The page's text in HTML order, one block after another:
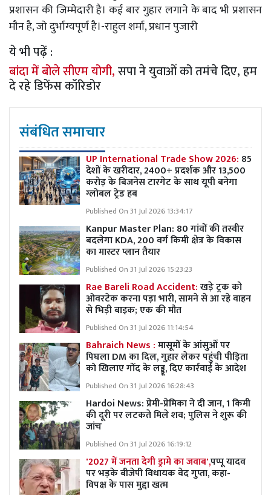
प्रशासन की जिम्मेदारी है। कई बार गुहार लगाने के बाद भी प्रशासन
मौन है, जो दुर्भाग्यपूर्ण है।-राहुल शर्मा, प्रधान पुजारी
ये भी पढ़ें :
बांदा में बोले सीएम योगी,सपा ने युवाओं को तमंचे दिए, हम
दे रहे डिफेंस कॉरिडोर
संबंधित समाचार
UP International Trade Show 2026: 85
देशों के खरीदार, 2400+ प्रदर्शक और 13,500
करोड़ के बिजनेस टारगेट के साथ यूपी बनेगा
ग्लोबल ट्रेड हब
Published On 31 Jul 2026 13:34:17
Kanpur Master Plan: 80 गांवों की तस्वीर
बदलेगा KDA, 200 वर्ग किमी क्षेत्र के विकास
का मास्टर प्लान तैयार
Published On 31 Jul 2026 15:23:23
Rae Bareli Road Accident:खड़े ट्रक को
ओवरटेक करना पड़ा भारी, सामने से आ रहे वाहन
से भिड़ी बाइक; एक की मौत
Published On 31 Jul 2026 11:14:54
Bahraich News :मासूमों के आंसुओं पर
पिघला DM का दिल, गुहार लेकर पहुंची पीड़िता
को खिलाए गोंद के लड्डू, दिए कार्रवाई के आदेश
Published On 31 Jul 2026 16:28:43
Hardoi News: प्रेमी-प्रेमिका ने दी जान, 1 किमी
की दूरी पर लटकते मिले शव; पुलिस ने शुरू की
जांच
Published On 31 Jul 2026 16:19:12
'2027 में जनता देगी ड्रामे का जवाब',पप्पू यादव
पर भड़के बीजेपी विधायक वेद गुप्ता, कहा-
विपक्ष के पास मुद्दा खत्म